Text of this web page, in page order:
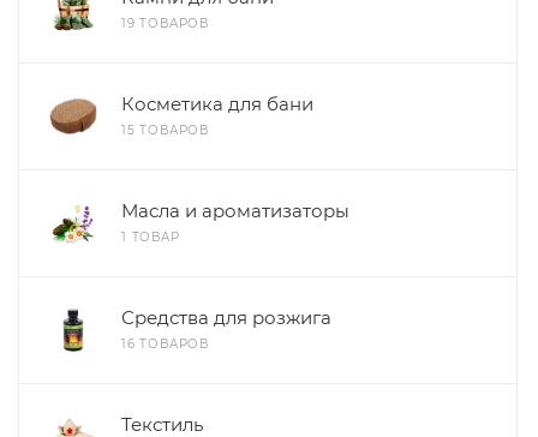
19 ТОВАРОВ
Косметика для бани
15 ТОВАРОВ
Масла и ароматизаторы
1 ТОВАР
Средства для розжига
16 ТОВАРОВ
Текстиль